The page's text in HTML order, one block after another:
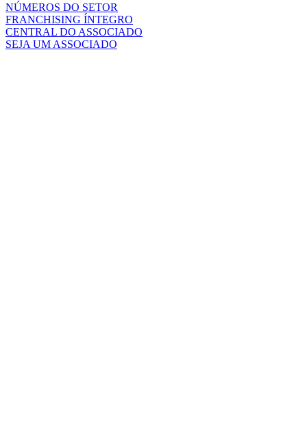
NÚMEROS DO SETOR
FRANCHISING ÍNTEGRO
CENTRAL DO ASSOCIADO
SEJA UM ASSOCIADO